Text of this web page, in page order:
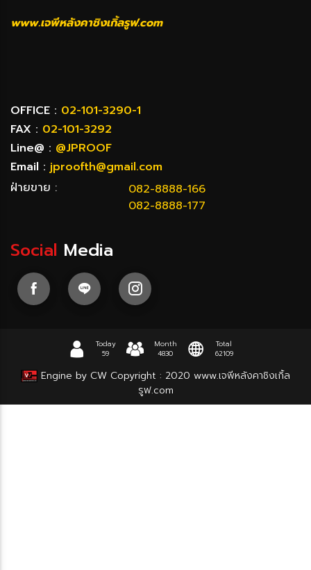
www.เจพีหลังคาชิงเกิ้ลรูฟ.com
OFFICE : 02-101-3290-1
FAX : 02-101-3292
Line@ : @JPROOF
Email : jproofth@gmail.com
ฝ่ายขาย :
082-8888-166
082-8888-177
Social Media
Today
59
Month
4830
Total
62109
Engine by CW Copyright : 2020 www.เจพีหลังคาชิงเกิ้ล
รูฟ.com